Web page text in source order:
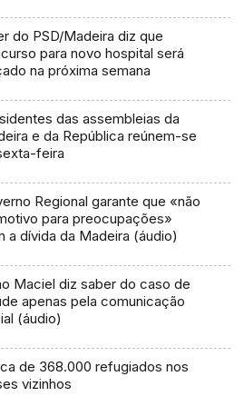
do PSD/Madeira diz que
para novo hospital será
na próxima semana
das assembleias da
e da República reúnem-se
feira
Regional garante que «não
para preocupações»
a dívida da Madeira (áudio)
Maciel diz saber do caso de
apenas pela comunicação
(áudio)
de 368.000 refugiados nos
vizinhos